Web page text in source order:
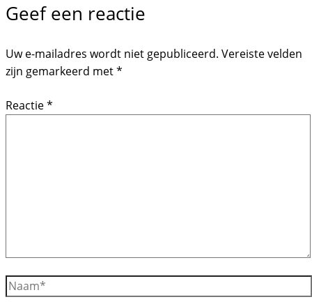
Geef een reactie
Uw e-mailadres wordt niet gepubliceerd. Vereiste velden
zijn gemarkeerd met*
Reactie*
Naam*